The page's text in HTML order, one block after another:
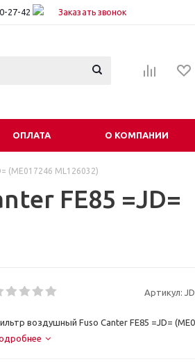
27-42 Заказать звонок
ОПЛАТА О КОМПАНИИ
(ME017246 ML126032)
FE85 =JD=
Артикул:
воздушный Fuso Canter FE85 =JD=